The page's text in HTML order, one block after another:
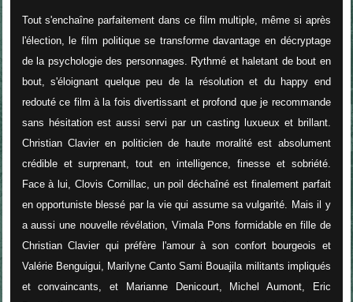
Tout s'enchaîne parfaitement dans ce film multiple, même si après
l'élection, le film politique se transforme davantage en décryptage
de la psychologie des personnages. Rythmé et haletant de bout en
bout, s'éloignant quelque peu de la résolution et du happy end
redouté ce film à la fois divertissant et profond que je recommande
sans hésitation est aussi servi par un casting luxueux et brillant.
Christian Clavier en politicien de haute moralité est absolument
crédible et surprenant, tout en intelligence, finesse et sobriété.
Face à lui, Clovis Cornillac, un poil déchaîné est finalement parfait
en opportuniste blessé par la vie qui assume sa vulgarité. Mais il y
a aussi une nouvelle révélation, Vimala Pons formidable en fille de
Christian Clavier qui préfère l'amour à son confort bourgeois et
Valérie Benguigui, Marilyne Canto Sami Bouajila militants impliqués
et convaincants, et Marianne Denicourt, Michel Aumont, Eric